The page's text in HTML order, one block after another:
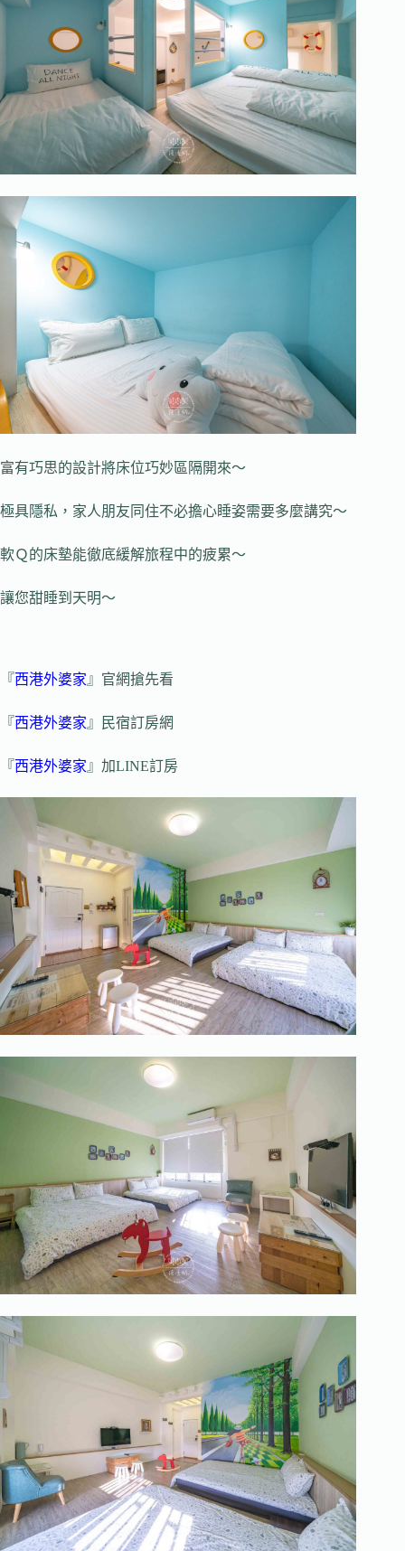
富有巧思的設計將床位巧妙區隔開來～
極具隱私，家人朋友同住不必擔心睡姿需要多麼講究～
軟Ｑ的床墊能徹底緩解旅程中的疲累～
讓您甜睡到天明～
『西港外婆家 』官網搶先看
『西港外婆家 』民宿訂房網
『西港外婆家 』加LINE訂房